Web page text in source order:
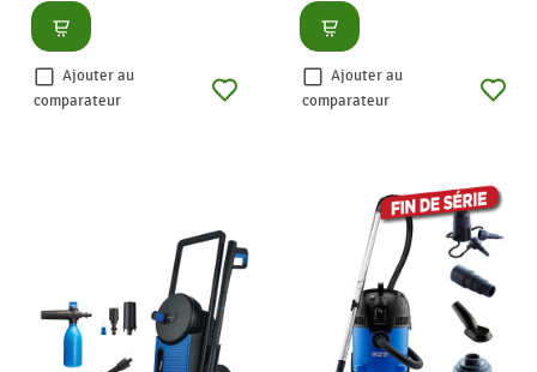
Consulter
Ajouter au
comparateur
Consulter
Ajouter au
comparateur